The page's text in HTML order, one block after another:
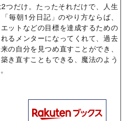
つだけ。たったそれだけで、人生
毎朝1分日記」のやり方ならば、
ットなどの目標を達成するための
るメンターになってくれて、過去
の自分を見つめ直すことができ、
き直すこともできる、魔法のよう